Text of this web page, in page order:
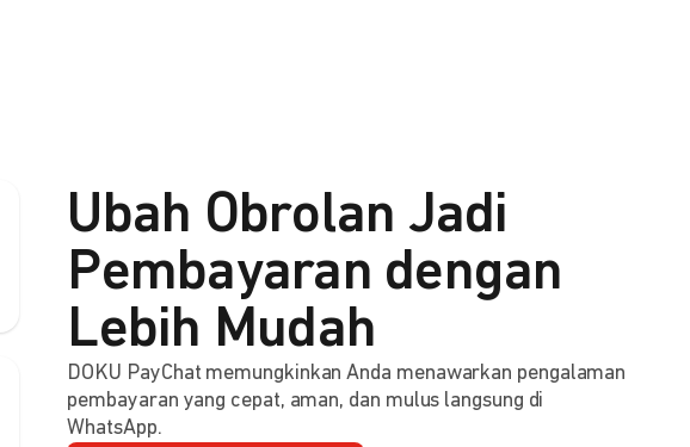
Ubah Obrolan Jadi
Pembayaran dengan
Lebih Mudah
DOKU PayChat memungkinkan Anda menawarkan pengalaman
pembayaran yang cepat, aman, dan mulus langsung di
WhatsApp.